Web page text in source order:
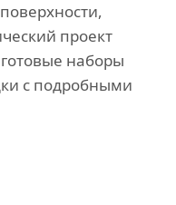
проект
наборы
с подробными